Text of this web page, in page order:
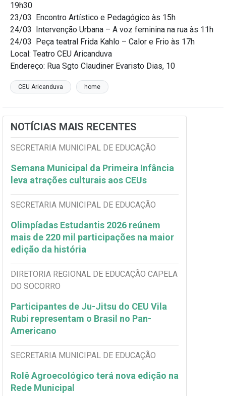
19h30
23/03 Encontro Artístico e Pedagógico às 15h
24/03 Intervenção Urbana – A voz feminina na rua às 11h
24/03 Peça teatral Frida Kahlo – Calor e Frio às 17h
Local: Teatro CEU Aricanduva
Endereço: Rua Sgto Claudiner Evaristo Dias, 10
CEU Aricanduva home
NOTÍCIAS MAIS RECENTES
SECRETARIA MUNICIPAL DE EDUCAÇÃO
Semana Municipal da Primeira Infância
leva atrações culturais aos CEUs
SECRETARIA MUNICIPAL DE EDUCAÇÃO
Olimpíadas Estudantis 2026 reúnem
mais de 220 mil participações na maior
edição da história
DIRETORIA REGIONAL DE EDUCAÇÃO CAPELA
DO SOCORRO
Participantes de Ju-Jitsu do CEU Vila
Rubi representam o Brasil no Pan-
Americano
SECRETARIA MUNICIPAL DE EDUCAÇÃO
Rolê Agroecológico terá nova edição na
Rede Municipal